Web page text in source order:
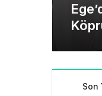
Yeni
Son